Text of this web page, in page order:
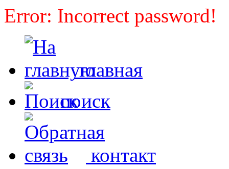
Error: Incorrect password!
главная
поиск
контакт